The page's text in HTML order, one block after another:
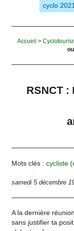
cyclo 2021
Accueil >
RSNCT :
Mots clés :cycliste
samedi 5 décembre
A la dernière
sans justifier ta